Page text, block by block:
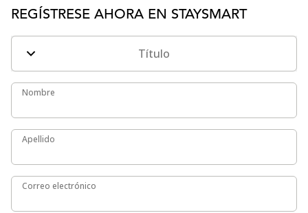
REGÍSTRESE AHORA EN STAYSMART
Título
Nombre
Nombre
Apellido
Apellido
Correo electrónico
Correo electrónico